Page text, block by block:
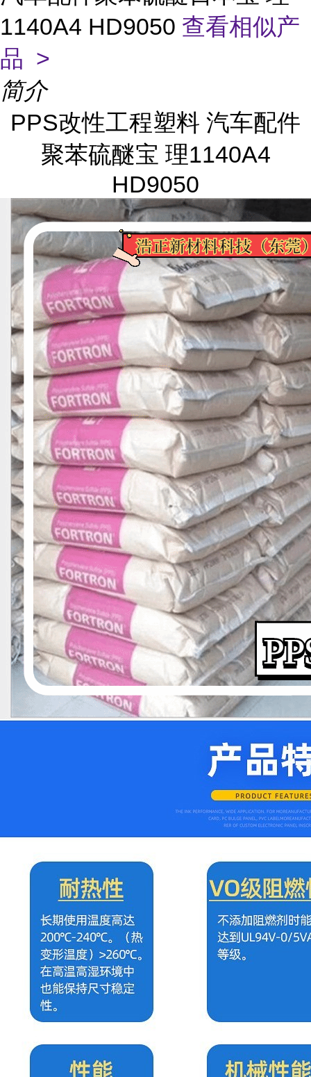
1140A4 HD9050 查看相似产
品 >
简介
PPS改性工程塑料 汽车配件
聚苯硫醚宝 理1140A4
HD9050